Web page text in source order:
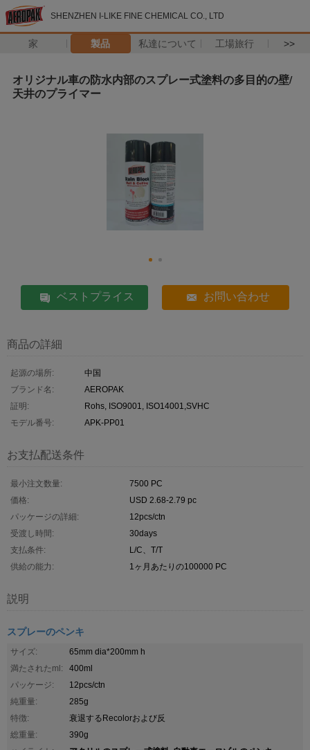
SHENZHEN I-LIKE FINE CHEMICAL CO., LTD
家 製品 私達について 工場旅行 >>
オリジナル車の防水内部のスプレー式塗料の多目的の壁/
天井のプライマー
ベストプライス お問い合わせ
商品の詳細
起源の場所:
中国
ブランド名:
AEROPAK
証明:
Rohs, ISO9001, ISO14001,SVHC
モデル番号:
APK-PP01
お支払配送条件
最小注文数量:
7500 PC
価格:
USD 2.68-2.79 pc
パッケージの詳細:
12pcs/ctn
受渡し時間:
30days
支払条件:
L/C、T/T
供給の能力:
1ヶ月あたりの100000 PC
説明
スプレーのペンキ
サイズ:
65mm dia*200mm h
満たされたml:
400ml
パッケージ:
12pcs/ctn
純重量:
285g
特徴:
衰退するRecolorおよび反
総重量:
390g